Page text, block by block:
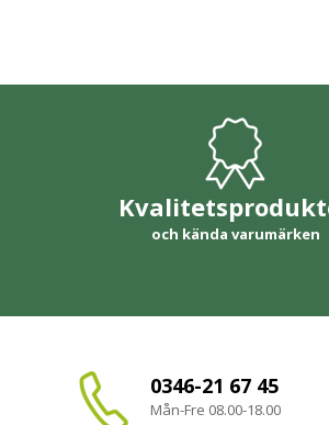
och kända varumärken
0346-21 67 45
Mån-Fre 08.00-18.00